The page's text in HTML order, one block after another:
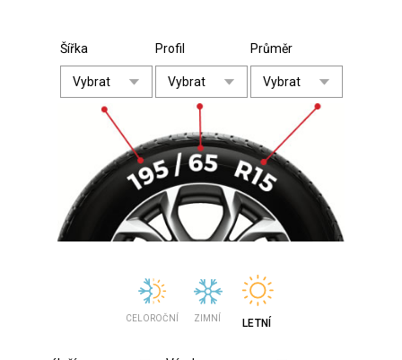
Šířka Profil Průměr
CELOROČNÍ ZIMNÍ LETNÍ